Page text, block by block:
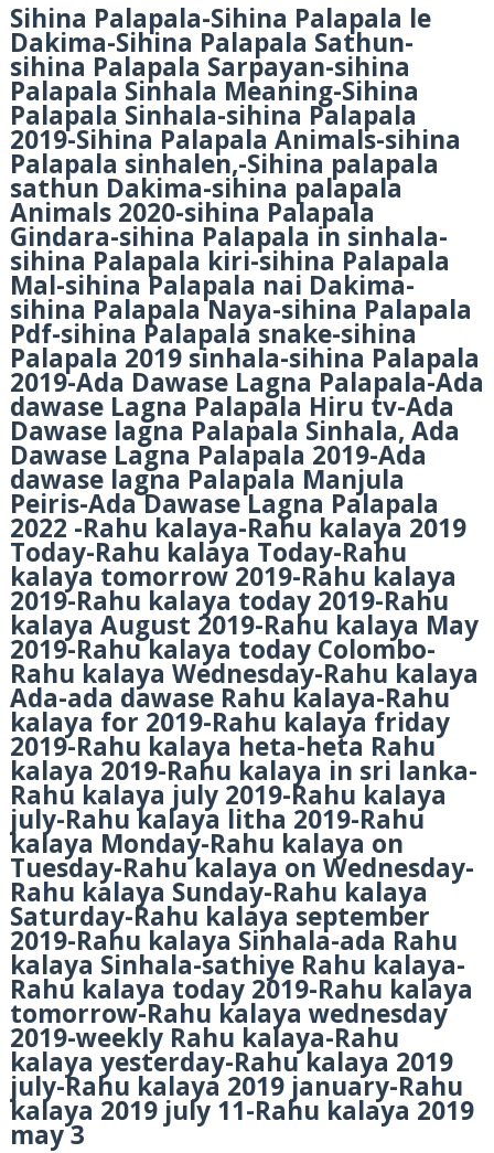
Sihina Palapala-Sihina Palapala le
Dakima-Sihina Palapala Sathun-
sihina Palapala Sarpayan-sihina
Palapala Sinhala Meaning-Sihina
Palapala Sinhala-sihina Palapala
2019-Sihina Palapala Animals-sihina
Palapala sinhalen,-Sihina palapala
sathun Dakima-sihina palapala
Animals 2020-sihina Palapala
Gindara-sihina Palapala in sinhala-
sihina Palapala kiri-sihina Palapala
Mal-sihina Palapala nai Dakima-
sihina Palapala Naya-sihina Palapala
Pdf-sihina Palapala snake-sihina
Palapala 2019 sinhala-sihina Palapala
2019-Ada Dawase Lagna Palapala-Ada
dawase Lagna Palapala Hiru tv-Ada
Dawase lagna Palapala Sinhala, Ada
Dawase Lagna Palapala 2019-Ada
dawase lagna Palapala Manjula
Peiris-Ada Dawase Lagna Palapala
2022 -Rahu kalaya-Rahu kalaya 2019
Today-Rahu kalaya Today-Rahu
kalaya tomorrow 2019-Rahu kalaya
2019-Rahu kalaya today 2019-Rahu
kalaya August 2019-Rahu kalaya May
2019-Rahu kalaya today Colombo-
Rahu kalaya Wednesday-Rahu kalaya
Ada-ada dawase Rahu kalaya-Rahu
kalaya for 2019-Rahu kalaya friday
2019-Rahu kalaya heta-heta Rahu
kalaya 2019-Rahu kalaya in sri lanka-
Rahu kalaya july 2019-Rahu kalaya
july-Rahu kalaya litha 2019-Rahu
kalaya Monday-Rahu kalaya on
Tuesday-Rahu kalaya on Wednesday-
Rahu kalaya Sunday-Rahu kalaya
Saturday-Rahu kalaya september
2019-Rahu kalaya Sinhala-ada Rahu
kalaya Sinhala-sathiye Rahu kalaya-
Rahu kalaya today 2019-Rahu kalaya
tomorrow-Rahu kalaya wednesday
2019-weekly Rahu kalaya-Rahu
kalaya yesterday-Rahu kalaya 2019
july-Rahu kalaya 2019 january-Rahu
kalaya 2019 july 11-Rahu kalaya 2019
may 3